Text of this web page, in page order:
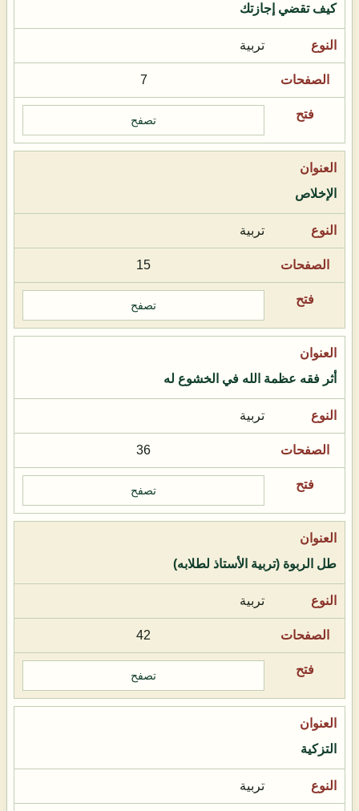
كيف تقضي إجازتك
تربية
7
تصفح
الإخلاص
تربية
15
تصفح
أثر فقه عظمة الله في الخشوع له
تربية
36
تصفح
طل الربوة (تربية الأستاذ لطلابه)
تربية
42
تصفح
التزكية
تربية